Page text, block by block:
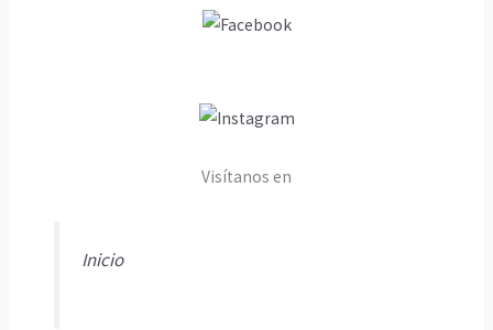
Visítanos en
Inicio